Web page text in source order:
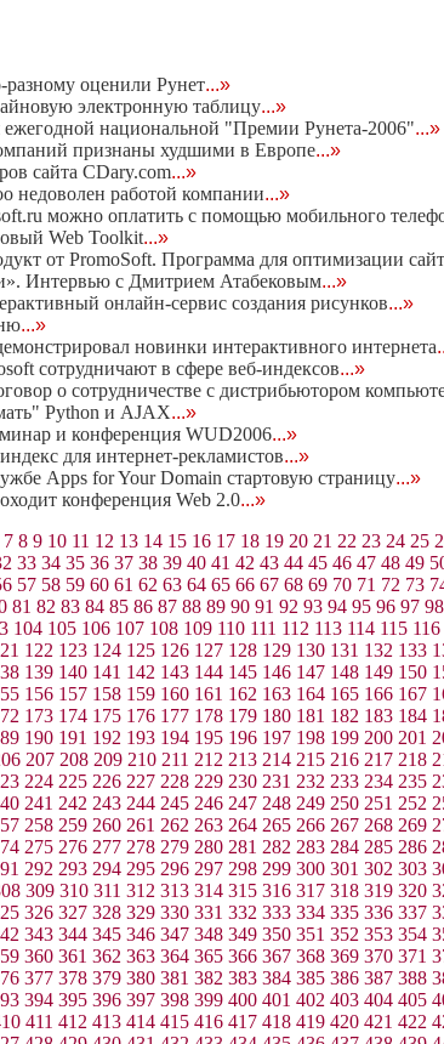
оценили Рунет...»
электронную таблицу...»
национальной "Премии Рунета-2006"...»
признаны худшими в Европе...»
сайта CDary.com...»
недоволен работой компании...»
можно оплатить с помощью мобильного
Web Toolkit...»
от PromoSoft. Программа для оптимизации
Интервью с Дмитрием Атабековым...»
онлайн-сервис создания рисунков...»
...»
новинки интерактивного интернета
сотрудничают в сфере веб-индексов...»
о сотрудничестве с дистрибьютором
Python и AJAX...»
и конференция WUD2006...»
для интернет-рекламистов...»
Apps for Your Domain стартовую страницу...»
конференция Web 2.0...»
7 8 9 10 11 12 13 14 15 16 17 18 19 20 21 22 23 24 25
33 34 35 36 37 38 39 40 41 42 43 44 45 46 47 48 49
57 58 59 60 61 62 63 64 65 66 67 68 69 70 71 72 73
81 82 83 84 85 86 87 88 89 90 91 92 93 94 95 96 97 98
104 105 106 107 108 109 110 111 112 113 114 115 116
122 123 124 125 126 127 128 129 130 131 132 133
139 140 141 142 143 144 145 146 147 148 149 150
156 157 158 159 160 161 162 163 164 165 166 167
173 174 175 176 177 178 179 180 181 182 183 184
190 191 192 193 194 195 196 197 198 199 200 201
207 208 209 210 211 212 213 214 215 216 217 218
224 225 226 227 228 229 230 231 232 233 234 235
241 242 243 244 245 246 247 248 249 250 251 252
258 259 260 261 262 263 264 265 266 267 268 269
275 276 277 278 279 280 281 282 283 284 285 286
292 293 294 295 296 297 298 299 300 301 302 303
309 310 311 312 313 314 315 316 317 318 319 320
326 327 328 329 330 331 332 333 334 335 336 337
343 344 345 346 347 348 349 350 351 352 353 354
360 361 362 363 364 365 366 367 368 369 370 371
377 378 379 380 381 382 383 384 385 386 387 388
394 395 396 397 398 399 400 401 402 403 404 405
411 412 413 414 415 416 417 418 419 420 421 422